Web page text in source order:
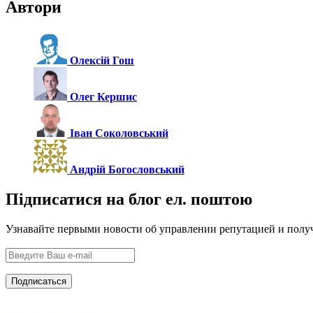
Автори
Олексій Гош
Олег Кершис
Іван Соколовський
Андрій Богословський
Підписатися на блог ел. поштою
Узнавайте первыми новости об управлении репутацией и